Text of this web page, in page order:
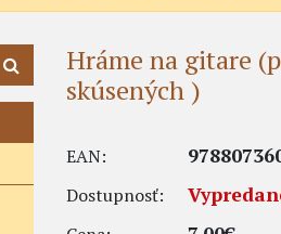
Hráme na gitare
skúsených )
EAN:
Dostupnosť: